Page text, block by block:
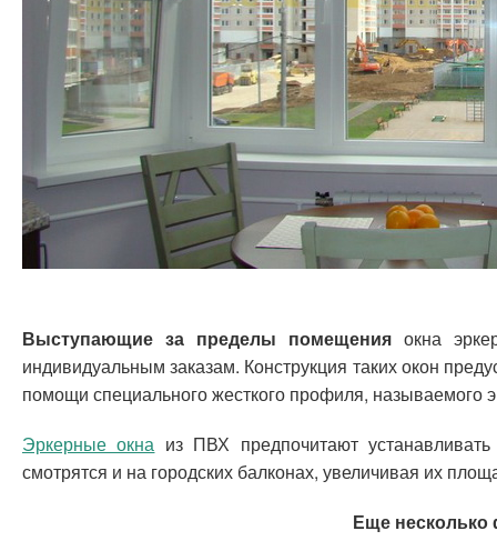
Выступающие за пределы помещения окна
индивидуальным заказам. Конструкция таких окон
помощи специального жесткого профиля, называемого
Эркерные окна из ПВХ предпочитают
смотрятся и на городских балконах, увеличивая их
Еще несколько